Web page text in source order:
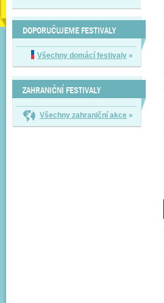
DOPORUČUJEME FESTIVALY
Všechny domácí festivaly »
ZAHRANIČNÍ FESTIVALY
Všechny zahraniční akce »